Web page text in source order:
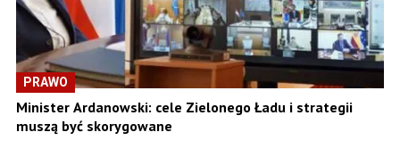
PRAWO
Minister Ardanowski: cele Zielonego Ładu i strategii
muszą być skorygowane